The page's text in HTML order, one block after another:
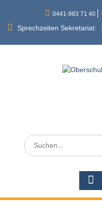
content
0441-983 71 40
Sprechzeiten Sekretariat:
Search
for: